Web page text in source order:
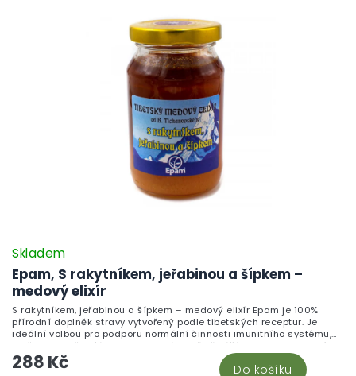
Epam, S rakytníkem, jeřabinou a šípkem –
medový elixír
Skladem
288 Kč Do košíku
S rakytníkem, jeřabinou a šípkem – medový elixír Epam je 100%
přírodní doplněk stravy vytvořený podle tibetských receptur. Je
ideální volbou pro podporu normální činnosti imunitního systému,
močového měchýře a ledvin, a zároveň přináší podporu v obdobích
stresu a zvýšené námahy.